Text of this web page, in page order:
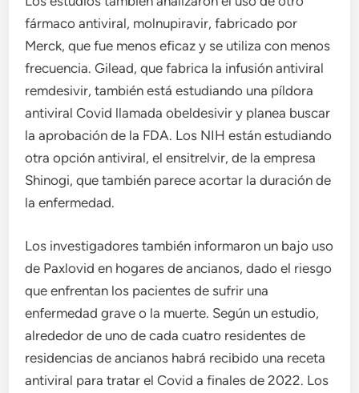
fármaco antiviral, molnupiravir, fabricado por
Merck, que fue menos eficaz y se utiliza con menos
frecuencia. Gilead, que fabrica la infusión antiviral
remdesivir, también está estudiando una píldora
antiviral Covid llamada obeldesivir y planea buscar
la aprobación de la FDA. Los NIH están estudiando
otra opción antiviral, el ensitrelvir, de la empresa
Shinogi, que también parece acortar la duración de
la enfermedad.
Los investigadores también informaron un bajo uso
de Paxlovid en hogares de ancianos, dado el riesgo
que enfrentan los pacientes de sufrir una
enfermedad grave o la muerte. Según un estudio,
alrededor de uno de cada cuatro residentes de
residencias de ancianos habrá recibido una receta
antiviral para tratar el Covid a finales de 2022. Los